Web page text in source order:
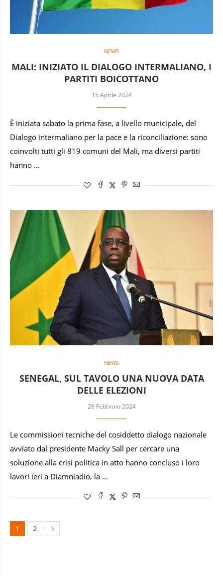
NEWS
MALI: INIZIATO IL DIALOGO INTERMALIANO, I
PARTITI BOICOTTANO
15 Aprile 2024
È iniziata sabato la prima fase, a livello municipale, del
Dialogo intermaliano per la pace e la riconciliazione: sono
coinvolti tutti gli 819 comuni del Mali, ma diversi partiti
hanno …
NEWS
SENEGAL, SUL TAVOLO UNA NUOVA DATA
DELLE ELEZIONI
28 Febbraio 2024
Le commissioni tecniche del cosiddetto dialogo nazionale
avviato dal presidente Macky Sall per cercare una
soluzione alla crisi politica in atto hanno concluso i loro
lavori ieri a Diamniadio, la …
1 2